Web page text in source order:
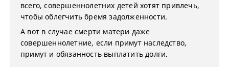
всего, совершеннолетних детей хотят привлечь,
чтобы облегчить бремя задолженности.
А вот в случае смерти матери даже
совершеннолетние, если примут наследство,
примут и обязанность выплатить долги.